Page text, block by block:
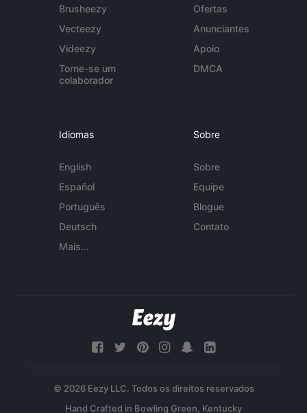
Brusheezy
Vecteezy
Videezy
Torne-se um
colaborador
Ofertas
Anunciantes
Apoio
DMCA
Idiomas
English
Español
Português
Deutsch
Mais...
Sobre
Sobre
Equipe
Blogue
Contato
© 2026 Eezy LLC. Todos os direitos reservados